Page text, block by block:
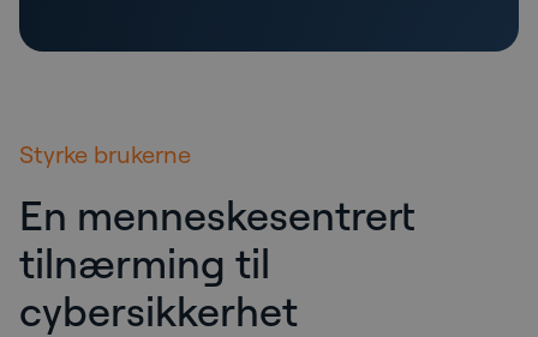
Styrke brukerne
En menneskesentrert
tilnærming til
cybersikkerhet